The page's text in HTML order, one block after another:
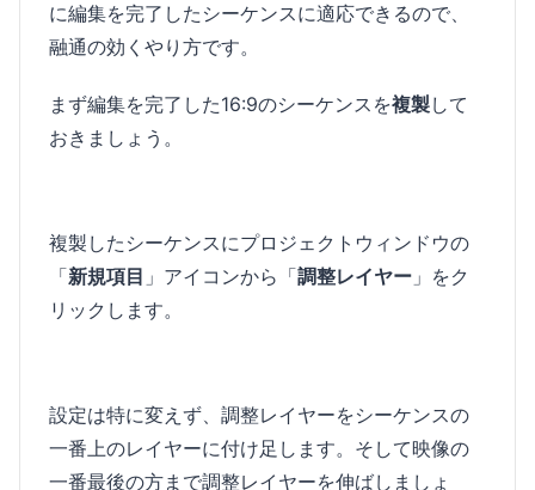
に編集を完了したシーケンスに適応できるので、
融通の効くやり方です。
まず編集を完了した16:9のシーケンスを複製して
おきましょう。
複製したシーケンスにプロジェクトウィンドウの
「新規項目 」アイコンから「調整レイヤー 」をク
リックします。
設定は特に変えず、調整レイヤーをシーケンスの
一番上のレイヤーに付け足します。そして映像の
一番最後の方まで調整レイヤーを伸ばしましょ